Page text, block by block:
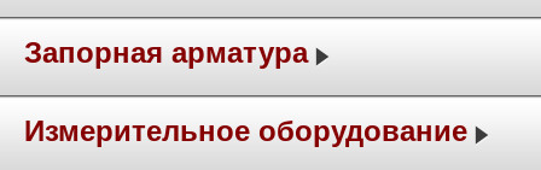
Запорная арматура
Измерительное оборудование